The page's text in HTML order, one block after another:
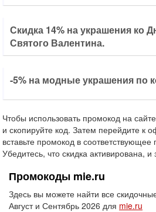
Скидка 14% на украшения ко
Святого Валентина.
-5% на модные украшения по
Чтобы использовать промокод на сайте
и скопируйте код. Затем перейдите к
вставьте промокод в
Убедитесь, что скидка активирована, и
Промокоды mie.ru
Здесь вы можете найти все
Август и Сентябрь 2026 для mie.ru